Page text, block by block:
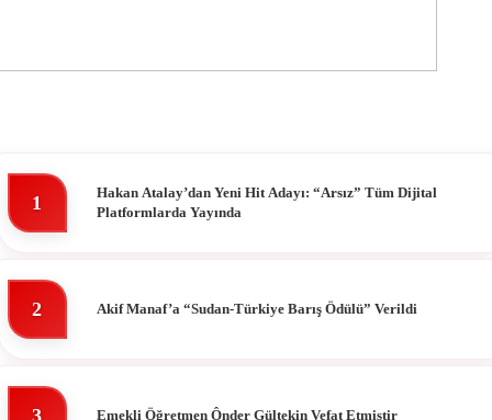
1
Hakan Atalay’dan Yeni Hit Adayı: “Arsız” Tüm Dijital
Platformlarda Yayında
2 Akif Manaf’a “Sudan-Türkiye Barış Ödülü” Verildi
3 Emekli Öğretmen Ônder Gültekin Vefat Etmiştir